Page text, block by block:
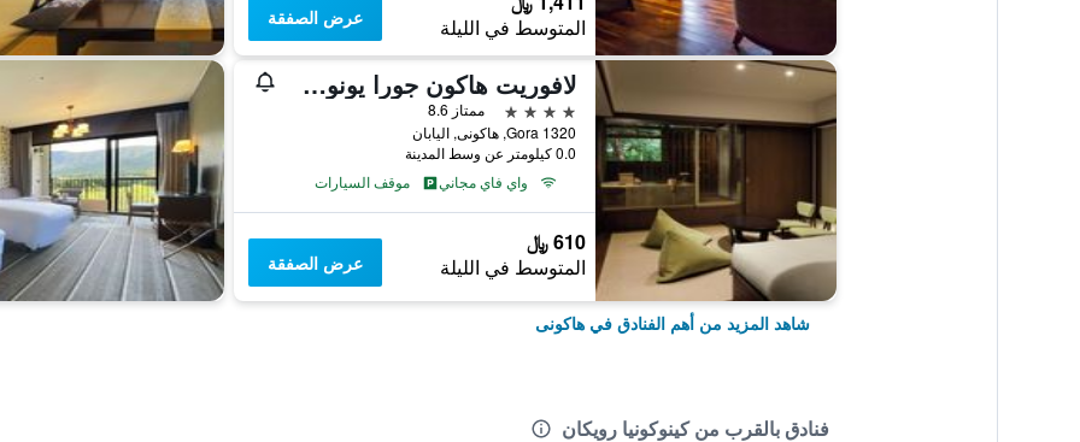
المتوسط في الليلة عرض الصفقة
لافوريت هاكون جورا يونوسوميكا
4 نجوم
ممتاز 8.6
Gora 1320, هاكونى, اليابان
0.0 كيلومتر عن وسط المدينة
واي فاي مجاني
موقف السيارات
610 ﷼
المتوسط في الليلة عرض الصفقة
شاهد المزيد من أهم الفنادق في هاكونى
فنادق بالقرب من كينوكونيا رويكان